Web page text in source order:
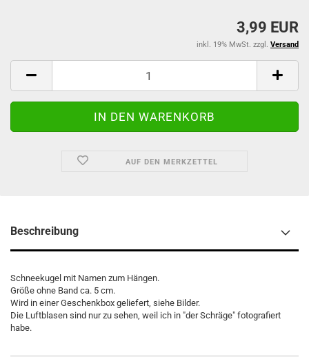
3,99 EUR
inkl. 19% MwSt. zzgl. Versand
AUF DEN MERKZETTEL
Beschreibung
Schneekugel mit Namen zum Hängen.
Größe ohne Band ca. 5 cm.
Wird in einer Geschenkbox geliefert, siehe Bilder.
Die Luftblasen sind nur zu sehen, weil ich in "der Schräge" fotografiert
habe.